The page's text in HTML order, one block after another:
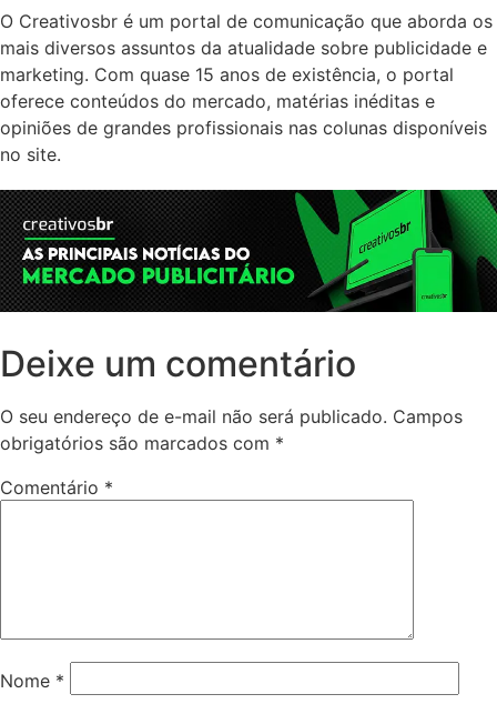
O Creativosbr é um portal de comunicação que aborda os
mais diversos assuntos da atualidade sobre publicidade e
marketing. Com quase 15 anos de existência, o portal
oferece conteúdos do mercado, matérias inéditas e
opiniões de grandes profissionais nas colunas disponíveis
no site.
Deixe um comentário
O seu endereço de e-mail não será publicado. Campos
obrigatórios são marcados com *
Comentário *
Nome *